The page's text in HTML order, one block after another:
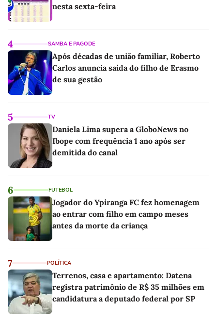
nesta sexta-feira
4 SAMBA E PAGODE
Após décadas de união familiar, Roberto
Carlos anuncia saída do filho de Erasmo
de sua gestão
5 TV
Daniela Lima supera a GloboNews no
Ibope com frequência 1 ano após ser
demitida do canal
6 FUTEBOL
Jogador do Ypiranga FC fez homenagem
ao entrar com filho em campo meses
antes da morte da criança
7 POLÍTICA
Terrenos, casa e apartamento: Datena
registra patrimônio de R$ 35 milhões em
candidatura a deputado federal por SP